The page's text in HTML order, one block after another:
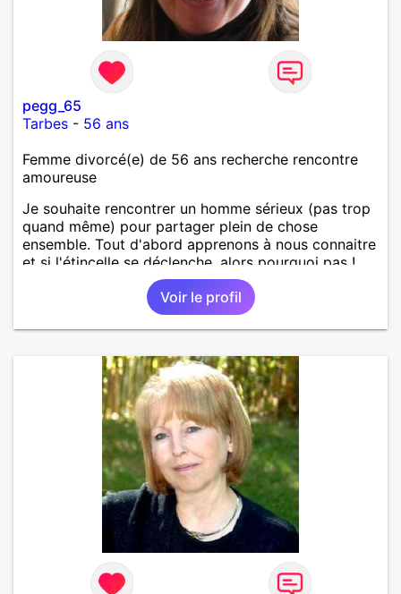
pegg_65
Tarbes - 56 ans
Femme divorcé(e) de 56 ans recherche rencontre
amoureuse
Je souhaite rencontrer un homme sérieux (pas trop
quand même) pour partager plein de chose
ensemble. Tout d'abord apprenons à nous connaitre
et si l'étincelle se déclenche, alors pourquoi pas !
Voir le profil